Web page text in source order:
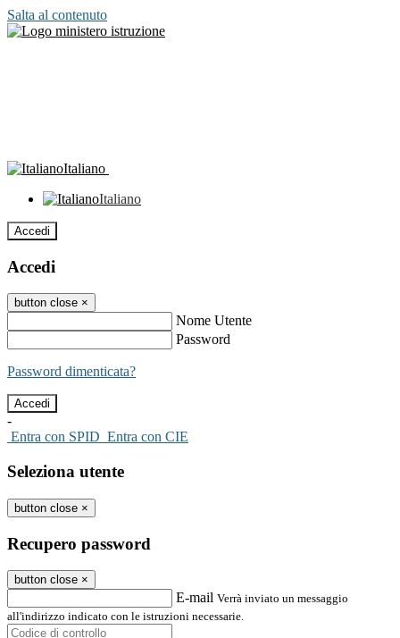
Salta al contenuto
Italiano
Italiano
Accedi
Accedi
button close ×
Nome Utente
Password
Password dimenticata?
-
Entra con SPID Entra con CIE
Seleziona utente
button close ×
Recupero password
button close ×
E-mail Verrà inviato un messaggio
all'indirizzo indicato con le istruzioni necessarie.